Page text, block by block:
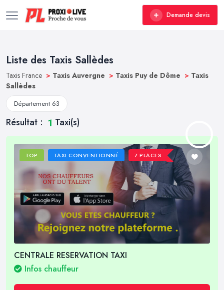
Demande devis
Liste des Taxis Sallèdes
Taxis France > Taxis Auvergne > Taxis Puy de Dôme > Taxis
Sallèdes
Département 63
Résultat : 1 Taxi(s)
TOP TAXI CONVENTIONNÉ 7 PLACES
CENTRALE RESERVATION TAXI
Infos chauffeur